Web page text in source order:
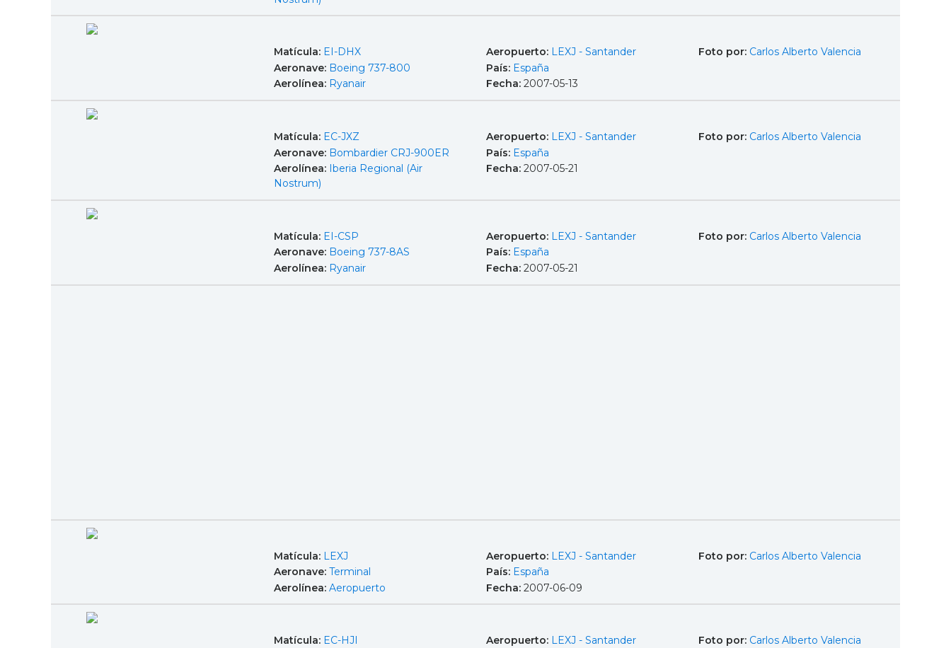
Matícula: EI-DHX
Aeronave: Boeing 737-800
Aerolínea: Ryanair
Aeropuerto: LEXJ - Santander
País: España
Fecha: 2007-05-13
Foto por: Carlos Alberto Valencia
Matícula: EC-JXZ
Aeronave: Bombardier CRJ-900ER
Aerolínea: Iberia Regional (Air
Nostrum)
Aeropuerto: LEXJ - Santander
País: España
Fecha: 2007-05-21
Foto por: Carlos Alberto Valencia
Matícula: EI-CSP
Aeronave: Boeing 737-8AS
Aerolínea: Ryanair
Aeropuerto: LEXJ - Santander
País: España
Fecha: 2007-05-21
Foto por: Carlos Alberto Valencia
Matícula: LEXJ
Aeronave: Terminal
Aerolínea: Aeropuerto
Aeropuerto: LEXJ - Santander
País: España
Fecha: 2007-06-09
Foto por: Carlos Alberto Valencia
Matícula: EC-HJI
Aeropuerto: LEXJ - Santander
Foto por: Carlos Alberto Valencia